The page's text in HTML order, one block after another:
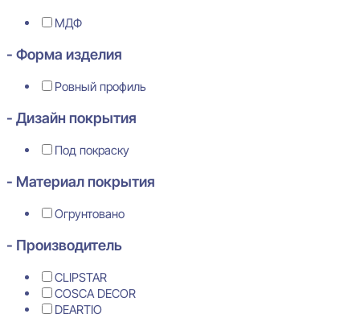
МДФ
- Форма изделия
Ровный профиль
- Дизайн покрытия
Под покраску
- Материал покрытия
Огрунтовано
- Производитель
CLIPSTAR
COSCA DECOR
DEARTIO